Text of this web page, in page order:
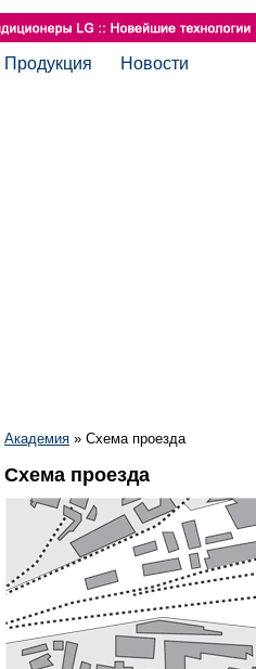
Продукция Новости
Академия » Схема проезда
Схема проезда